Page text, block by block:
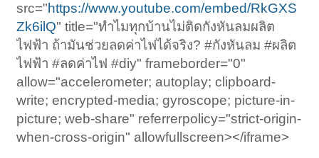
src="https://www.youtube.com/embed/RkGXS
Zk6ilQ" title="ทำไมทุกบ้านไม่ติดกังหันลมผลิต
ไฟฟ้า ถ้ามันช่วยลดค่าไฟได้จริง? #กังหันลม #ผลิต
ไฟฟ้า #ลดค่าไฟ #diy" frameborder="0"
allow="accelerometer; autoplay; clipboard-
write; encrypted-media; gyroscope; picture-in-
picture; web-share" referrerpolicy="strict-origin-
when-cross-origin" allowfullscreen></iframe>